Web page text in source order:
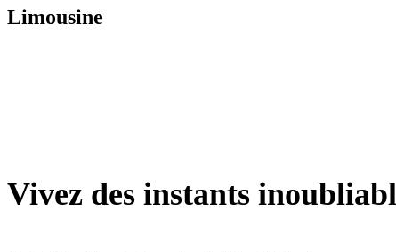
Limousine
Vivez des instants